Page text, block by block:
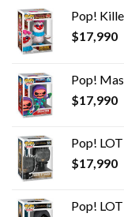
Pop!
$17,990
Pop!
$17,990
Pop!
$17,990
Pop!